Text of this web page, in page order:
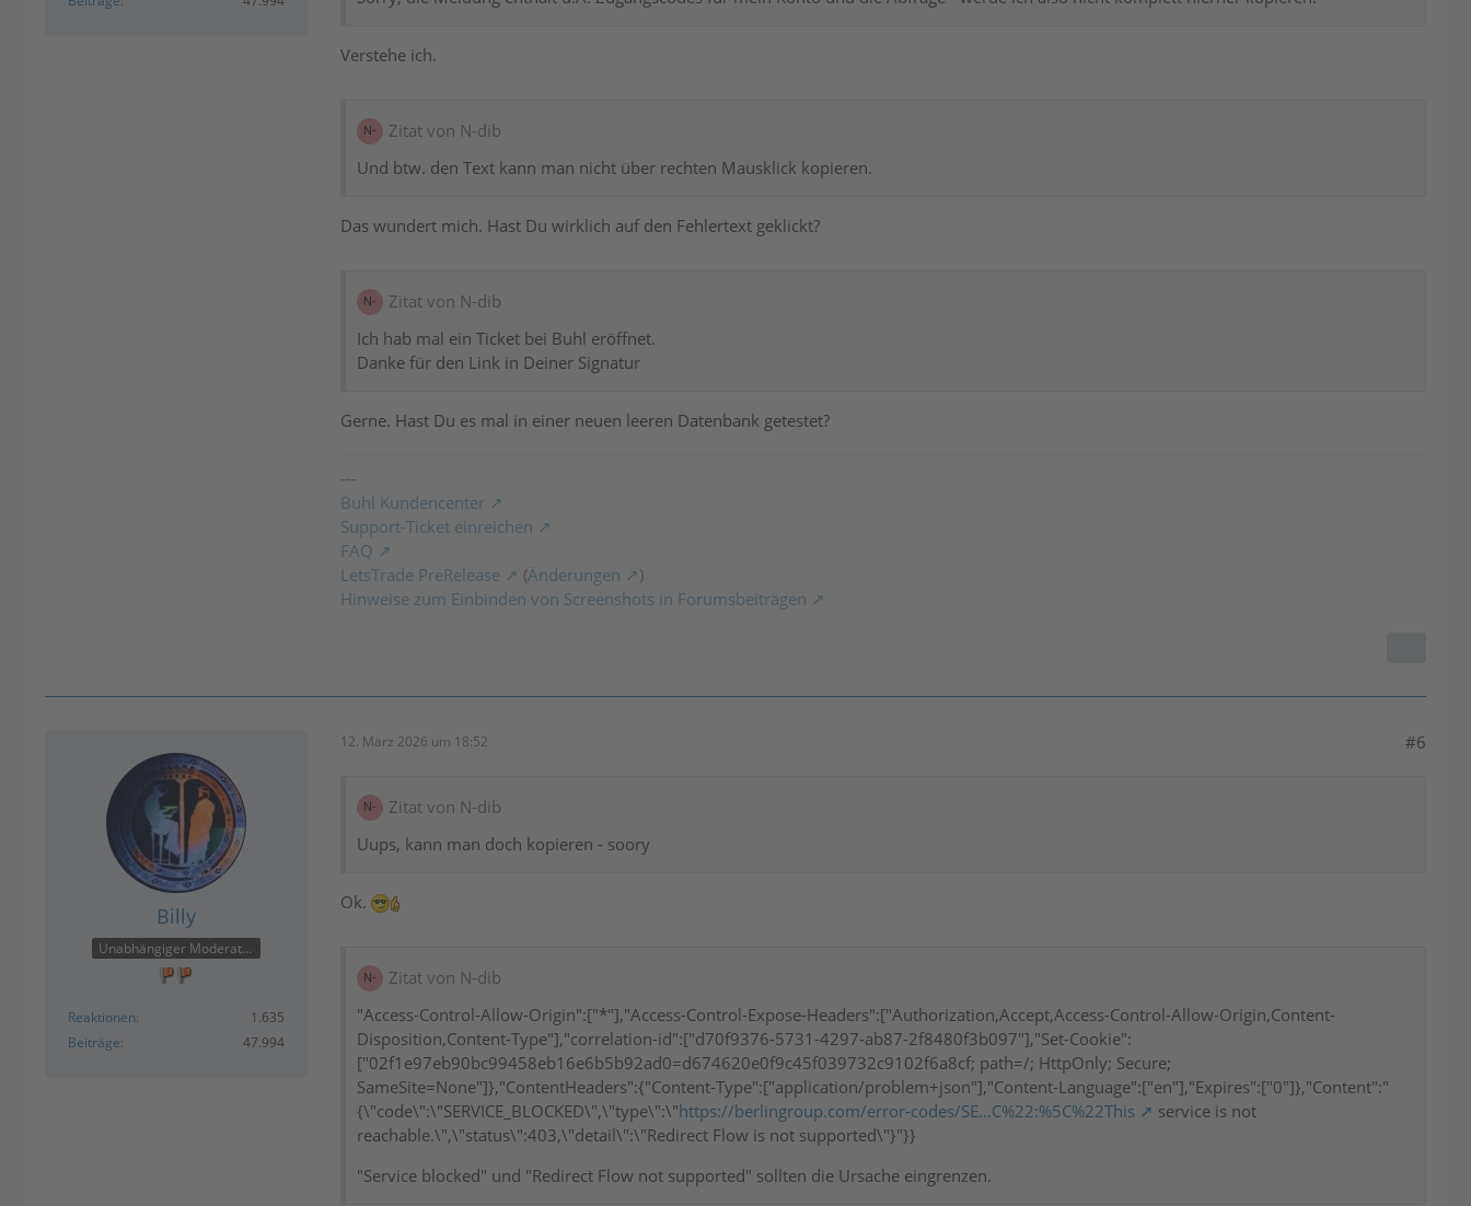
Verstehe ich.
Zitat von N-dib
Und btw. den Text kann man nicht über rechten Mausklick kopieren.
Das wundert mich. Hast Du wirklich auf den Fehlertext geklickt?
Zitat von N-dib
Ich hab mal ein Ticket bei Buhl eröffnet.
Danke für den Link in Deiner Signatur
Gerne. Hast Du es mal in einer neuen leeren Datenbank getestet?
---
Buhl Kundencenter
Support-Ticket einreichen
FAQ
LetsTrade PreRelease
(Änderungen
)
Hinweise zum Einbinden von Screenshots in Forumsbeiträgen
Billy
Unabhängiger Moderator
Reaktionen
1.635
Beiträge
47.994
12. März 2026 um 18:52 #6
Zitat von N-dib
Uups, kann man doch kopieren - soory
Ok.
Zitat von N-dib
"Access-Control-Allow-Origin":["*"],"Access-Control-Expose-Headers":["Authorization,Accept,Access-Control-Allow-Origin,Content-
Disposition,Content-Type"],"correlation-id":["d70f9376-5731-4297-ab87-2f8480f3b097"],"Set-Cookie":
["02f1e97eb90bc99458eb16e6b5b92ad0=d674620e0f9c45f039732c9102f6a8cf; path=/; HttpOnly; Secure;
SameSite=None"]},"ContentHeaders":{"Content-Type":["application/problem+json"],"Content-Language":["en"],"Expires":["0"]},"Content":"
{\"code\":\"SERVICE_BLOCKED\",\"type\":\"https://berlingroup.com/error-codes/SE…C%22:%5C%22This
service is not
reachable.\",\"status\":403,\"detail\":\"Redirect Flow is not supported\"}"}}
"Service blocked" und "Redirect Flow not supported" sollten die Ursache eingrenzen.